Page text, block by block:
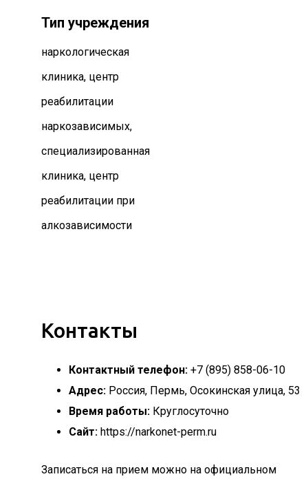
Тип учреждения
наркологическая
клиника, центр
реабилитации
наркозависимых,
специализированная
клиника, центр
реабилитации при
алкозависимости
Контакты
Контактный телефон: +7 (895) 858-06-10
Адрес: Россия, Пермь, Осокинская улица, 53
Время работы: Круглосуточно
Сайт: https://narkonet-perm.ru
Записаться на прием можно на официальном